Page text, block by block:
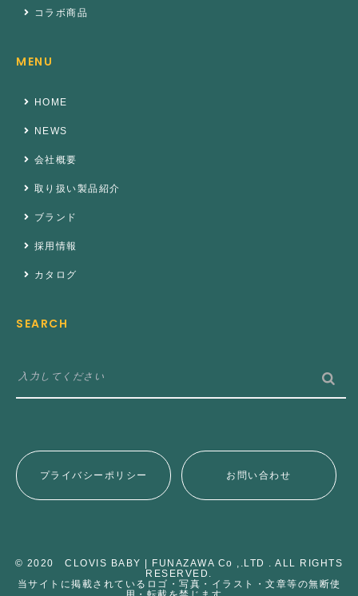
コラボ商品
MENU
HOME
NEWS
会社概要
取り扱い製品紹介
ブランド
採用情報
カタログ
SEARCH
プライバシーポリシー お問い合わせ
© 2020 CLOVIS BABY | FUNAZAWA Co ,.LTD . ALL RIGHTS
RESERVED.
当サイトに掲載されているロゴ・写真・イラスト・文章等の無断使